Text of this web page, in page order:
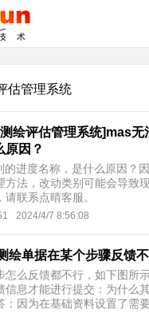
估管理系统
绘评估管理系统]mas无
原因？
的进度名称，是什么原因？
方法，改动类别可能会导致
联系点晴客服。
2024/4/7 8:56:08
绘单据在某个步骤反馈
怎么反馈都不行，如下图所
信息才能进行提交：为什么
：因为在基础资料设置了需